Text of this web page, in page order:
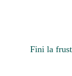
Fini la